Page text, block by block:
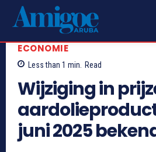
ECONOMIE
Less than 1 min. Read
Wijziging in
juni 2025